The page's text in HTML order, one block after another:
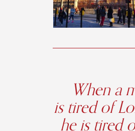
When a
is tired of
he is tired